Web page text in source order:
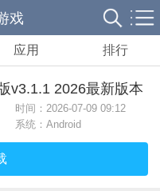
戏
应用 排行
v3.1.1 2026最新版本
时间：2026-07-09 09:12
系统：Android